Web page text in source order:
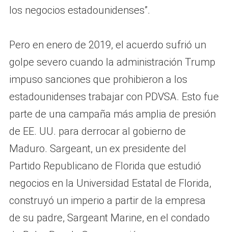
los negocios estadounidenses”.
Pero en enero de 2019, el acuerdo sufrió un
golpe severo cuando la administración Trump
impuso sanciones que prohibieron a los
estadounidenses trabajar con PDVSA. Esto fue
parte de una campaña más amplia de presión
de EE. UU. para derrocar al gobierno de
Maduro. Sargeant, un ex presidente del
Partido Republicano de Florida que estudió
negocios en la Universidad Estatal de Florida,
construyó un imperio a partir de la empresa
de su padre, Sargeant Marine, en el condado